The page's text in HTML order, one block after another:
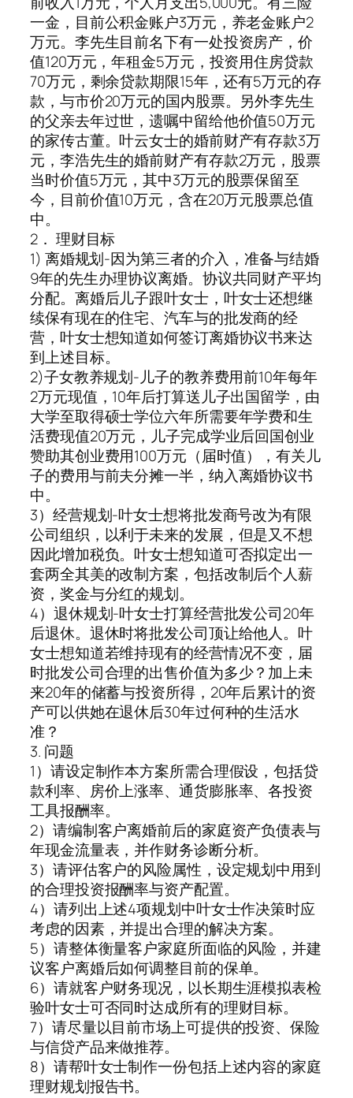
一金，目前公积金账户3万元，养老金账户2
万元。李先生目前名下有一处投资房产，价
值120万元，年租金5万元，投资用住房贷款
70万元，剩余贷款期限15年，还有5万元的存
款，与市价20万元的国内股票。另外李先生
的父亲去年过世，遗嘱中留给他价值50万元
的家传古董。叶云女士的婚前财产有存款3万
元，李浩先生的婚前财产有存款2万元，股票
当时价值5万元，其中3万元的股票保留至
今，目前价值10万元，含在20万元股票总值
中。
2． 理财目标
1) 离婚规划-因为第三者的介入，准备与结婚
9年的先生办理协议离婚。协议共同财产平均
分配。离婚后儿子跟叶女士，叶女士还想继
续保有现在的住宅、汽车与的批发商的经
营，叶女士想知道如何签订离婚协议书来达
到上述目标。
2)子女教养规划-儿子的教养费用前10年每年
2万元现值，10年后打算送儿子出国留学，由
大学至取得硕士学位六年所需要年学费和生
活费现值20万元，儿子完成学业后回国创业
赞助其创业费用100万元（届时值），有关儿
子的费用与前夫分摊一半，纳入离婚协议书
中。
3）经营规划-叶女士想将批发商号改为有限
公司组织，以利于未来的发展，但是又不想
因此增加税负。叶女士想知道可否拟定出一
套两全其美的改制方案，包括改制后个人薪
资，奖金与分红的规划。
4）退休规划-叶女士打算经营批发公司20年
后退休。退休时将批发公司顶让给他人。叶
女士想知道若维持现有的经营情况不变，届
时批发公司合理的出售价值为多少？加上未
来20年的储蓄与投资所得，20年后累计的资
产可以供她在退休后30年过何种的生活水
准？
3. 问题
1）请设定制作本方案所需合理假设，包括贷
款利率、房价上涨率、通货膨胀率、各投资
工具报酬率。
2）请编制客户离婚前后的家庭资产负债表与
年现金流量表，并作财务诊断分析。
3）请评估客户的风险属性，设定规划中用到
的合理投资报酬率与资产配置。
4）请列出上述4项规划中叶女士作决策时应
考虑的因素，并提出合理的解决方案。
5）请整体衡量客户家庭所面临的风险，并建
议客户离婚后如何调整目前的保单。
6）请就客户财务现况，以长期生涯模拟表检
验叶女士可否同时达成所有的理财目标。
7）请尽量以目前市场上可提供的投资、保险
与信贷产品来做推荐。
8）请帮叶女士制作一份包括上述内容的家庭
理财规划报告书。